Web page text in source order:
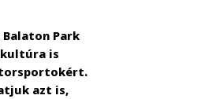
Park
is
azt is,